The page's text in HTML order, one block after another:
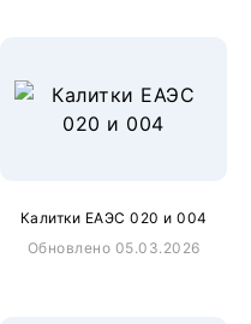
Калитки ЕАЭС 020 и 004
Обновлено 05.03.2026